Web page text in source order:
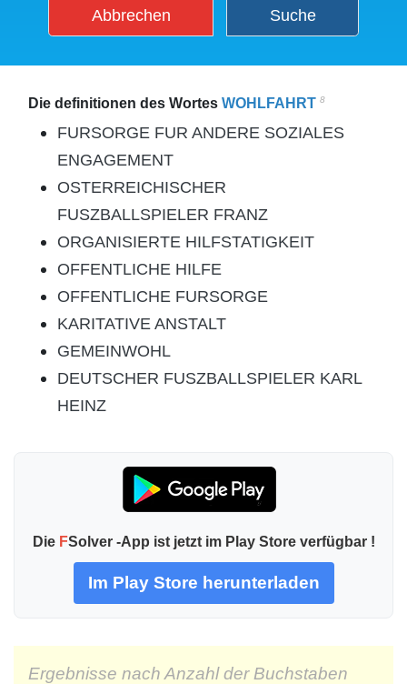
Abbrechen Suche
Die definitionen des Wortes WOHLFAHRT 8
FURSORGE FUR ANDERE SOZIALES
ENGAGEMENT
OSTERREICHISCHER
FUSZBALLSPIELER FRANZ
ORGANISIERTE HILFSTATIGKEIT
OFFENTLICHE HILFE
OFFENTLICHE FURSORGE
KARITATIVE ANSTALT
GEMEINWOHL
DEUTSCHER FUSZBALLSPIELER KARL
HEINZ
Die FSolver -App ist jetzt im Play Store verfügbar !
Im Play Store herunterladen
Ergebnisse nach Anzahl der Buchstaben